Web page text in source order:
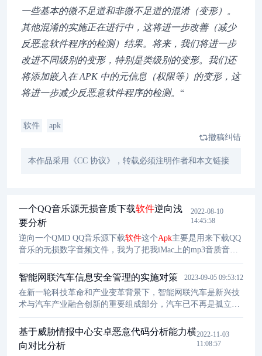
一些基本的微不足道和非微不足道的混淆（变形）。
其他混淆的实施正在进行中，这将进一步改善（减少
反恶意软件程序的检测）结果。将来，我们将进一步
改进不同级别的变形，特别是类级别的变形。我们还
将添加嵌入在 APK 中的元信息（权限等）的变形，这
将进一步减少反恶意软件程序的检测。 “
软件
apk
撤稿纠错
本作品采用《CC 协议》，转载必须注明作者和本文链接
一个QQ音乐源无损音质下载软件逆向浅
要分析
2022-08-10
14:45:58
逆向一个QMD QQ音乐源下载软件这个Apk主要是用来下载QQ
音乐的无损数字音频文件，我为了把我iMac上的mp3音质音乐
替换为flac或者HiRes无损，一个个去网上找文件。反射大师脱
壳过程不再赘述，直接导出内存dex即可。
智能网联汽车信息安全管理的实施对策 2023-09-05 09:53:12
在新一轮科技革命和产业变革背景下，智能网联汽车是新兴技
术与汽车产业融合创新的重要组成部分，汽车已不再是孤立的
单元，而逐步成为智能交通、智慧能源、智慧城市等系统的重
要载体和节点，被视为可移动的智能网络终端。随着人工智
能、信息通信技术加速发展和跨界融合，智能网联汽车与外界
的交互手段不断丰富，智能网联汽车在积极融入网络时代的同
基于威胁情报中心安卓恶意代码分析能力横
向对比分析
2022-11-03
11:08:57